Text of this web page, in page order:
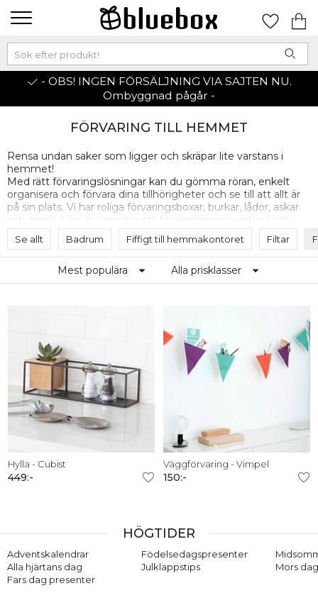
- OBS! INGEN FÖRSÄLJNING VIA SAJTEN NU.
Ombyggnad pågår -
FÖRVARING TILL HEMMET
Rensa undan saker som ligger och skräpar lite varstans i
hemmet!
Med rätt förvaringslösningar kan du gömma röran, enkelt
organisera och förvara dina tillhörigheter och se till att allt är
på sin plats. Vi har roliga förvaringsboxar, burkar, lådor, askar
och annat som är superbra att förvara/gömma saker i och
som desutom gör det enklare att hitta dina saker.
Se allt Badrum Fiffigt till hemmakontoret Filtar
Mest populära Alla prisklasser
Hylla - Cubist
449:-
Väggförvaring - Vimpel
150:-
HÖGTIDER
Adventskalendrar
Alla hjärtans dag
Fars dag presenter
Födelsedagspresenter
Julklappstips
Mors